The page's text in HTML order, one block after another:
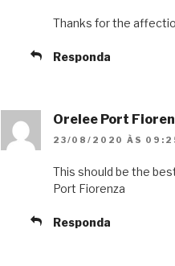
Thanks for the
Responda
Orelee Port
23/08/2020 ÀS
This should be the
Port Fiorenza
Responda